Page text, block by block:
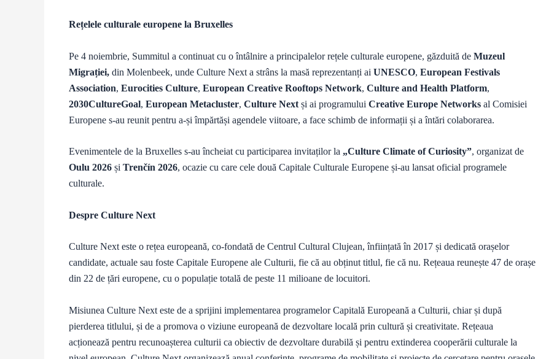
Rețelele culturale europene la Bruxelles
Pe 4 noiembrie, Summitul a continuat cu o întâlnire a principalelor rețele culturale europene, găzduită de Muzeul
Migrației, din Molenbeek, unde Culture Next a strâns la masă reprezentanți ai UNESCO, European Festivals
Association, Eurocities Culture, European Creative Rooftops Network, Culture and Health Platform,
2030CultureGoal, European Metacluster, Culture Next și ai programului Creative Europe Networks al Comisiei
Europene s-au reunit pentru a-și împărtăși agendele viitoare, a face schimb de informații și a întări colaborarea.
Evenimentele de la Bruxelles s-au încheiat cu participarea invitaților la „Culture Climate of Curiosity”, organizat de
Oulu 2026 și Trenčín 2026, ocazie cu care cele două Capitale Culturale Europene și-au lansat oficial programele
culturale.
Despre Culture Next
Culture Next este o rețea europeană, co-fondată de Centrul Cultural Clujean, înființată în 2017 și dedicată orașelor
candidate, actuale sau foste Capitale Europene ale Culturii, fie că au obținut titlul, fie că nu. Rețeaua reunește 47 de orașe
din 22 de țări europene, cu o populație totală de peste 11 milioane de locuitori.
Misiunea Culture Next este de a sprijini implementarea programelor Capitală Europeană a Culturii, chiar și după
pierderea titlului, și de a promova o viziune europeană de dezvoltare locală prin cultură și creativitate. Rețeaua
acționează pentru recunoașterea culturii ca obiectiv de dezvoltare durabilă și pentru extinderea cooperării culturale la